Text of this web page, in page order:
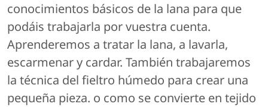
conocimientos básicos de la lana para que
podáis trabajarla por vuestra cuenta.
Aprenderemos a tratar la lana, a lavarla,
escarmenar y cardar. También trabajaremos
la técnica del fieltro húmedo para crear una
pequeña pieza. o como se convierte en tejido